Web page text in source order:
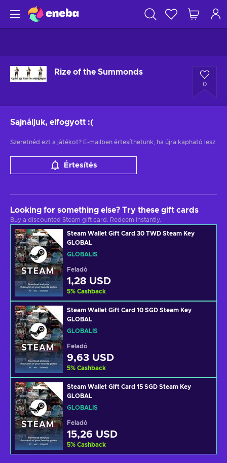
Rize of the Summonds
0
Sajnáljuk, elfogyott :(
Szeretnéd ezt a játékot? E-mailben értesíthetünk, ha újra kapható lesz.
Értesítés
Looking for something else? Try these gift cards
Buy a discounted Steam gift card. Redeem instantly.
Steam Wallet Gift Card 30 TWD Steam Key
GLOBAL
GLOBÁLIS
Feladó
1,28 USD
5% Cashback
Steam Wallet Gift Card 10 SGD Steam Key
GLOBAL
GLOBÁLIS
Feladó
9,63 USD
5% Cashback
Steam Wallet Gift Card 15 SGD Steam Key
GLOBAL
GLOBÁLIS
Feladó
15,26 USD
5% Cashback